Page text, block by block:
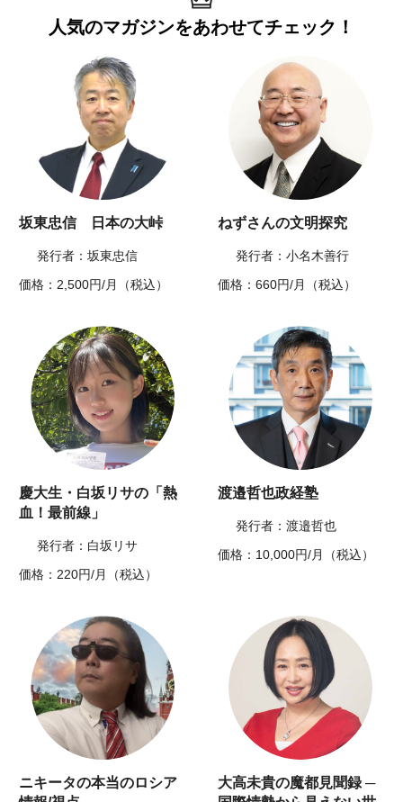
人気のマガジンをあわせてチェック！
坂東忠信 日本の大峠
発行者：坂東忠信
価格：2,500円/月（税込）
ねずさんの文明探究
発行者：小名木善行
価格：660円/月（税込）
慶大生・白坂リサの「熱
血！最前線」
発行者：白坂リサ
価格：220円/月（税込）
渡邉哲也政経塾
発行者：渡邉哲也
価格：10,000円/月（税込）
ニキータの本当のロシア
大高未貴の魔都見聞録 ─